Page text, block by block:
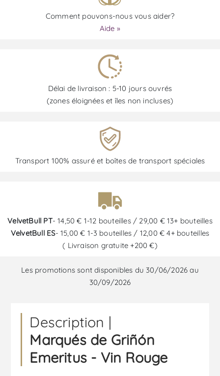
Comment pouvons-nous vous aider?
Aide »
Délai de livraison : 5-10 jours ouvrés
(zones éloignées et îles non incluses)
Transport 100% assuré et boîtes de transport spéciales
VelvetBull PT- 14,50 € 1-12 bouteilles / 29,00 € 13+ bouteilles
VelvetBull ES- 15,00 € 1-3 bouteilles / 12,00 € 4+ bouteilles
( Livraison gratuite +200 €)
Les promotions sont disponibles du 30/06/2026 au
30/09/2026
Description |
Marqués de Griñón
Emeritus - Vin Rouge